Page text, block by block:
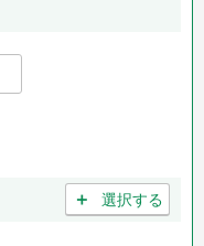
＋ 選択する